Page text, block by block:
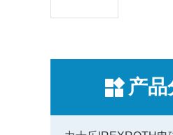
产品